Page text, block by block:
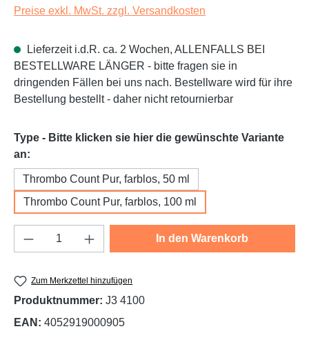
Preise exkl. MwSt. zzgl. Versandkosten
Lieferzeit i.d.R. ca. 2 Wochen, ALLENFALLS BEI
BESTELLWARE LÄNGER - bitte fragen sie in
dringenden Fällen bei uns nach. Bestellware wird für ihre
Bestellung bestellt - daher nicht retournierbar
Type - Bitte klicken sie hier die gewünschte Variante
an:
Thrombo Count Pur, farblos, 50 ml
Thrombo Count Pur, farblos, 100 ml
Produkt Anzahl: Gib den gewünschten
In den Warenkorb
Zum Merkzettel hinzufügen
Produktnummer: J3 4100
EAN: 4052919000905